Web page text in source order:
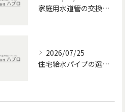
家庭用水道管の交換方法と水回りメンテナンスの費用・DIYポイント徹底解説
2026/07/25
住宅給水パイプの選び方と愛知県の水回りメンテナンス完全ガイド